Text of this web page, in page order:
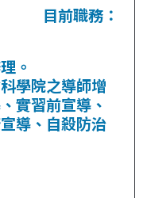
目前職務：
。
學院之導師增
實習前宣導、
導、自殺防治